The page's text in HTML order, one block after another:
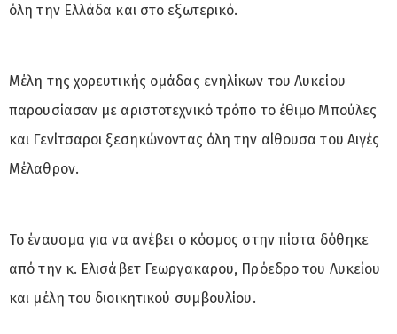
όλη την Ελλάδα και στο εξωτερικό.
Μέλη της χορευτικής ομάδας ενηλίκων του Λυκείου
παρουσίασαν με αριστοτεχνικό τρόπο το έθιμο Μπούλες
και Γενίτσαροι ξεσηκώνοντας όλη την αίθουσα του Αιγές
Μέλαθρον.
Το έναυσμα για να ανέβει ο κόσμος στην πίστα δόθηκε
από την κ. Ελισάβετ Γεωργακαρου, Πρόεδρο του Λυκείου
και μέλη του διοικητικού συμβουλίου.